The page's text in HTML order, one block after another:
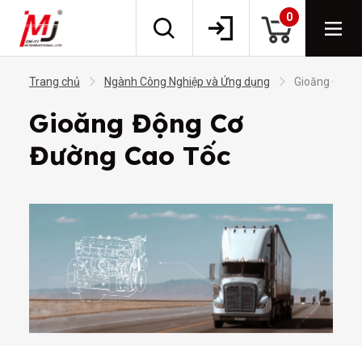
0
Trang chủ Ngành Công Nghiệp và Ứng dụng Gioăng Động
Gioăng Động Cơ
Đường Cao Tốc